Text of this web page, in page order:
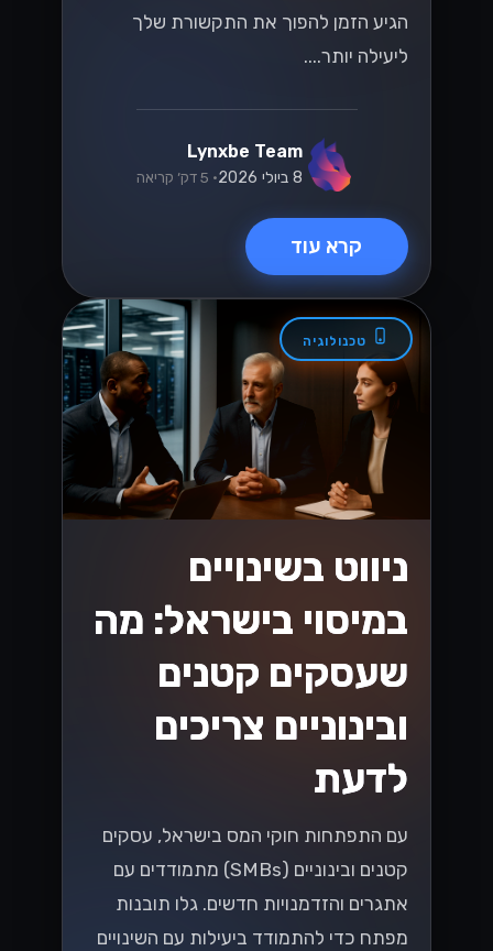
הגיע הזמן להפוך את התקשורת שלך
ליעילה יותר....
Lynxbe Team
8 ביולי 2026 • 5 דק׳ קריאה
קרא עוד
טכנולוגיה
ניווט בשינויים
במיסוי בישראל: מה
שעסקים קטנים
ובינוניים צריכים
לדעת
עם התפתחות חוקי המס בישראל, עסקים
קטנים ובינוניים (SMBs) מתמודדים עם
אתגרים והזדמנויות חדשים. גלו תובנות
מפתח כדי להתמודד ביעילות עם השינויים